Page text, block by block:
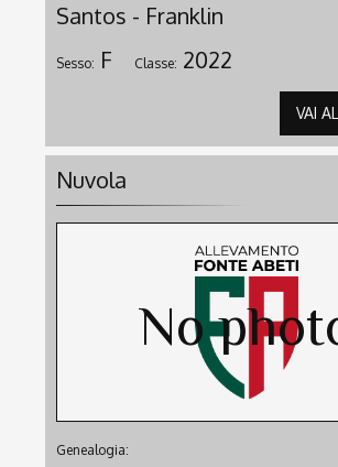
Santos - Franklin
Sesso: F Classe: 2022
VAI
Nuvola
Genealogia: